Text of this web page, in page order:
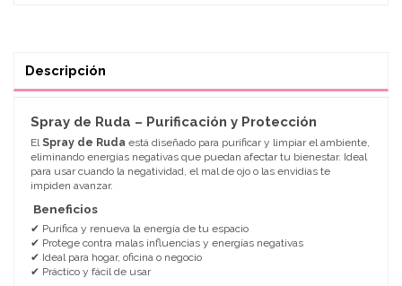
Descripción
Spray de Ruda – Purificación y Protección
ElSpray de Ruda está diseñado para purificar y limpiar el ambiente,
eliminando energías negativas que puedan afectar tu bienestar. Ideal
para usar cuando la negatividad, el mal de ojo o las envidias te
impiden avanzar.
Beneficios
✔ Purifica y renueva la energía de tu espacio
✔ Protege contra malas influencias y energías negativas
✔ Ideal para hogar, oficina o negocio
✔ Práctico y fácil de usar